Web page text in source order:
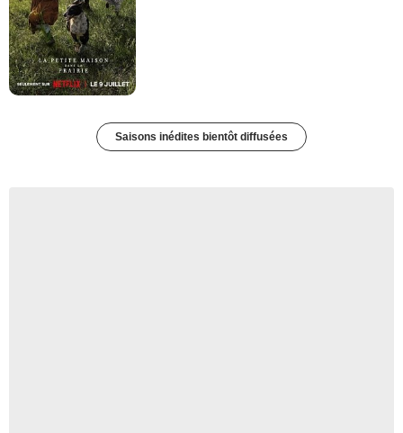
Saisons inédites bientôt diffusées